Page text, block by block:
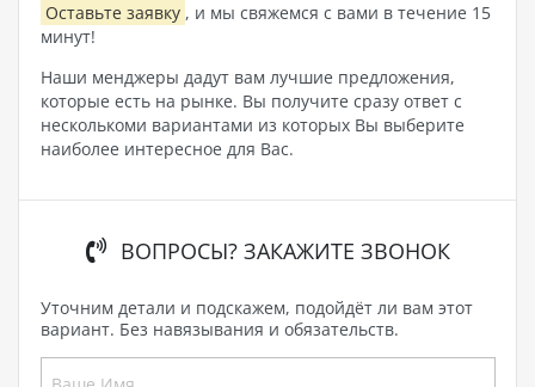
Оставьте заявку , и мы свяжемся с вами в течение 15
минут!
Наши менджеры дадут вам лучшие предложения,
которые есть на рынке. Вы получите сразу ответ с
несколькоми вариантами из которых Вы выберите
наиболее интересное для Вас.
ВОПРОСЫ? ЗАКАЖИТЕ ЗВОНОК
Уточним детали и подскажем, подойдёт ли вам этот
вариант. Без навязывания и обязательств.